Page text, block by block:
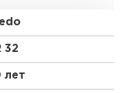
а мягкие и
С Kredo
оригинальным
32
лет